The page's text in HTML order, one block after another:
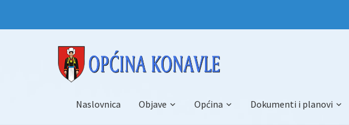
Naslovnica Objave Općina Dokumenti i planovi